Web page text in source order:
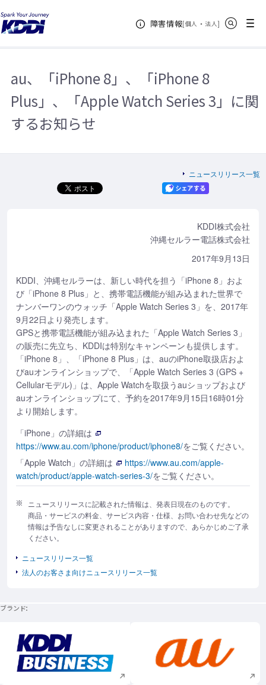
障害情報[個人 ・ 法人新規ウィンドウ
]
メニュー
KDDIホーム
「iPhone 8」、「iPhone 8 Plus」、「Apple Watch Series 3」に関するお知ら
せ
au、「iPhone 8」、「iPhone 8
Plus」、「Apple Watch Series 3」に関
するお知らせ
ニュースリリース一覧
KDDI株式会社
沖縄セルラー電話株式会社
2017年9月13日
KDDI、沖縄セルラーは、新しい時代を担う「iPhone 8」およ
び「iPhone 8 Plus」と、携帯電話機能が組み込まれた世界で
ナンバーワンのウォッチ「Apple Watch Series 3」を、2017年
9月22日より発売します。
GPSと携帯電話機能が組み込まれた「Apple Watch Series 3」
の販売に先立ち、KDDIは特別なキャンペーンも提供します。
「iPhone 8」、「iPhone 8 Plus」は、auのiPhone取扱店およ
びauオンラインショップで、「Apple Watch Series 3 (GPS +
Cellularモデル)」は、Apple Watchを取扱うauショップおよび
auオンラインショップにて、予約を2017年9月15日16時01分
より開始します。
「iPhone」の詳細は
https://www.au.com/iphone/product/iphone8/をご覧ください。
「Apple Watch」の詳細は
https://www.au.com/apple-
watch/product/apple-watch-series-3/をご覧ください。
ニュースリリースに記載された情報は、発表日現在のものです。
商品・サービスの料金、サービス内容・仕様、お問い合わせ先などの
情報は予告なしに変更されることがありますので、あらかじめご了承
ください。
ニュースリリース一覧
法人のお客さま向けニュースリリース一覧
ブランド
新規ウィンドウで開く 新規ウィンドウで